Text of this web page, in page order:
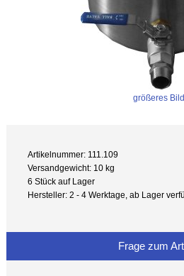
größeres Bild
Artikelnummer: 111.109
Versandgewicht: 10 kg
6 Stück auf Lager
Hersteller: 2 - 4 Werktage, ab Lager
Frage zum